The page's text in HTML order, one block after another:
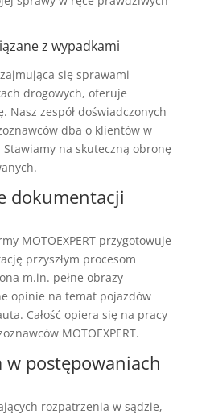
z wypadkami
zajmująca się sprawami
drogowych, oferuje
Nasz zespół doświadczonych
dba o klientów w
na skuteczną obronę
dokumentacji
MOTOEXPERT przygotowuje
przyszłym procesom
m.in. pełne obrazy
opinie na temat pojazdów
Całość opiera się na pracy
MOTOEXPERT.
w postępowaniach
rozpatrzenia w sądzie,